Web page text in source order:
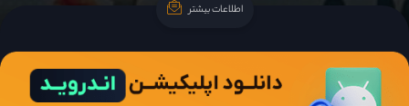
اطلاعات بیشتر